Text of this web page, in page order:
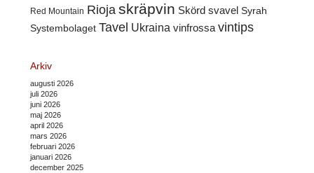
Red Mountain Rioja skräpvin Skörd svavel Syrah
Systembolaget Tavel Ukraina vinfrossa vintips
Arkiv
augusti 2026
juli 2026
juni 2026
maj 2026
april 2026
mars 2026
februari 2026
januari 2026
december 2025